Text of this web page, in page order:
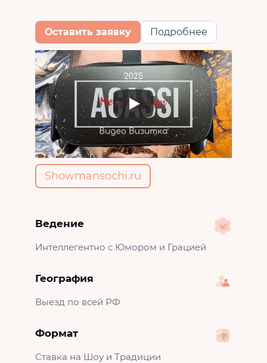
Оставить заявку Подробнее
Showmansochi.ru
Ведение
Интеллегентно с Юмором и Грацией
География
Выезд по всей РФ
Формат
Ставка на Шоу и Традиции